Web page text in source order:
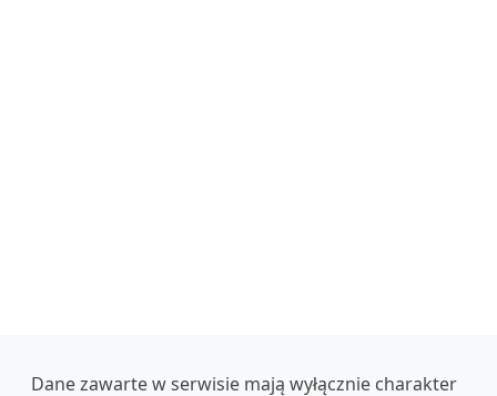
Dane zawarte w serwisie mają wyłącznie charakter